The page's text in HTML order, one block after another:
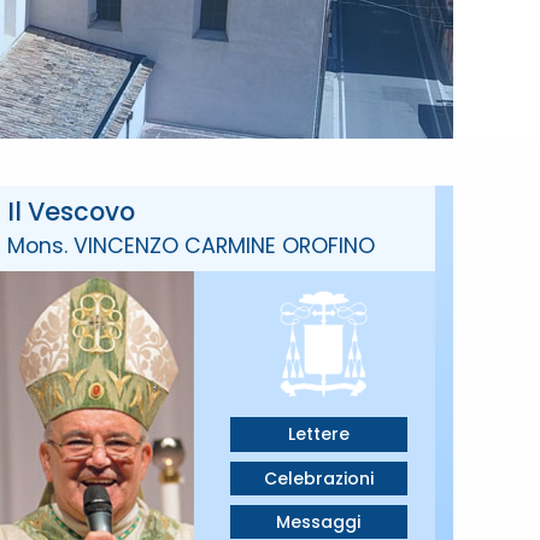
Il Vescovo
Mons. VINCENZO CARMINE OROFINO
Lettere
Celebrazioni
Messaggi